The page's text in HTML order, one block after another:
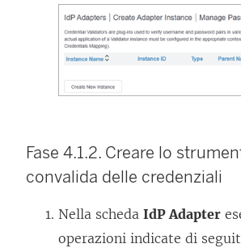
Fase 4.1.2. Creare lo
convalida delle credenziali
Nella scheda IdP Adapter
operazioni indicate di